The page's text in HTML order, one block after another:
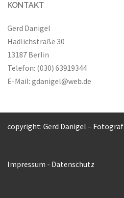
KONTAKT
Gerd Danigel
Hadlichstraße 30
13187 Berlin
Telefon: (030) 63919344
E-Mail: gdanigel@web.de
copyright: Gerd Danigel – Fotograf
Impressum - Datenschutz